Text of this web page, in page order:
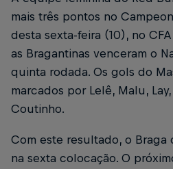
mais três pontos no
desta sexta-feira (10), no
as Bragantinas venceram o
quinta rodada. Os gols do
marcados por Lelê, Malu,
Coutinho.
Com este resultado, o Braga
na sexta colocação. O